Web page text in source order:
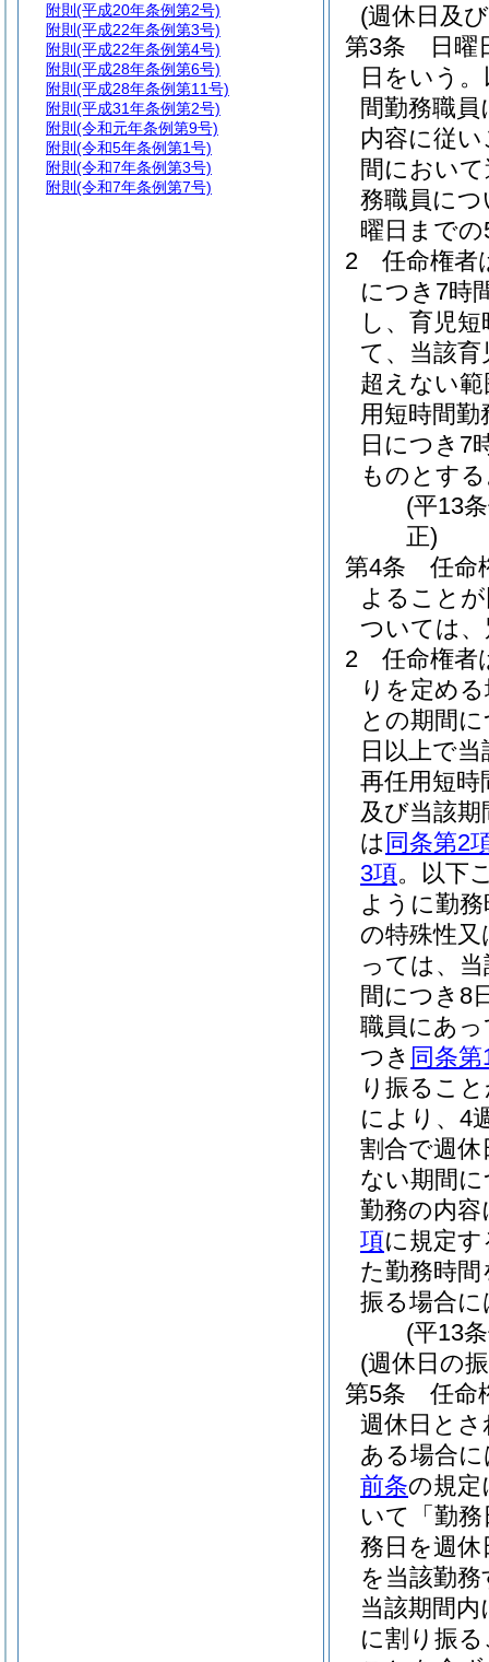
(週休日及
第3条
日曜
日をいう
間勤務職
内容に従
間におい
務職員に
曜日まで
2
任命権者
につき7時
し、育児
て、当該
超えない
用短時間
日につき7
ものとす
(平13
正)
第4条
任命
よること
ついては
2
任命権者
りを定め
との期間
日以上で
再任用短時
及び当該
は 同条第2
3項。以下
ように勤
の特殊性
っては、
間につき8
職員にあ
つき 同条第
り振るこ
により、4
割合で週休
ない期間
勤務の内
項に規定
た勤務時
振る場合
(平13
(週休日の
第5条
任命
週休日と
ある場合
前条の規定
いて「勤
務日を週
を当該勤
当該期間
に割り振
附則 (平成20年条例第2号)
附則 (平成22年条例第3号)
附則 (平成22年条例第4号)
附則 (平成28年条例第6号)
附則 (平成28年条例第11号)
附則 (平成31年条例第2号)
附則 (令和元年条例第9号)
附則 (令和5年条例第1号)
附則 (令和7年条例第3号)
附則 (令和7年条例第7号)